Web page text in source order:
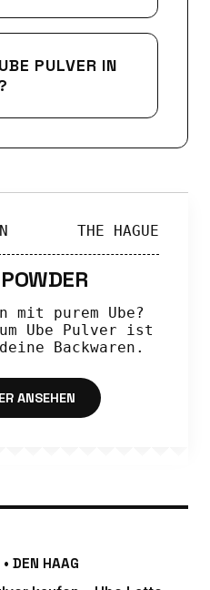
PULVER IN
THE HAGUE
mit purem Ube?
Ube Pulver ist
Backwaren.
ANSEHEN
DEN HAAG